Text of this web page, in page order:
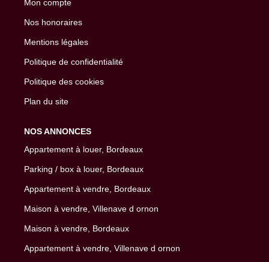
Mon compte
Nos honoraires
Mentions légales
Politique de confidentialité
Politique des cookies
Plan du site
NOS ANNONCES
Appartement à louer, Bordeaux
Parking / box à louer, Bordeaux
Appartement à vendre, Bordeaux
Maison à vendre, Villenave d ornon
Maison à vendre, Bordeaux
Appartement à vendre, Villenave d ornon